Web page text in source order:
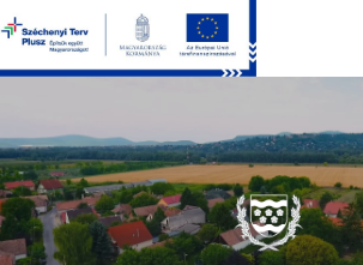
content
main
navigation
footer